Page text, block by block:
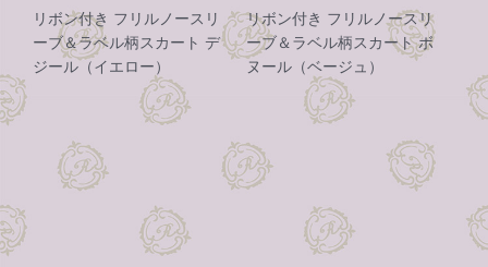
リボン付き フリルノースリ
ーブ＆ラベル柄スカート デ
ジール（イエロー）
リボン付き フリルノースリ
ーブ＆ラベル柄スカート ボ
ヌール（ベージュ）